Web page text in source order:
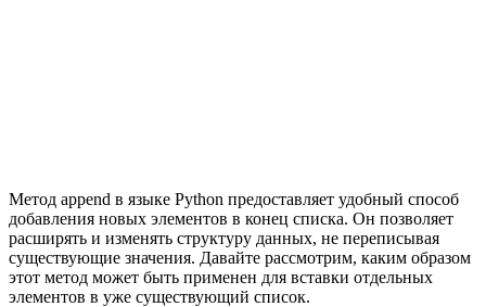
Метод append в языке Python предоставляет удобный способ
добавления новых элементов в конец списка. Он позволяет
расширять и изменять структуру данных, не переписывая
существующие значения. Давайте рассмотрим, каким образом
этот метод может быть применен для вставки отдельных
элементов в уже существующий список.